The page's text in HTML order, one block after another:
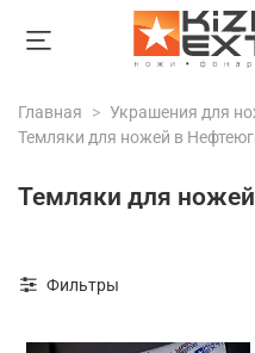
Главная Украшения для
Темляки для ножей в
Темляки для
Фильтры